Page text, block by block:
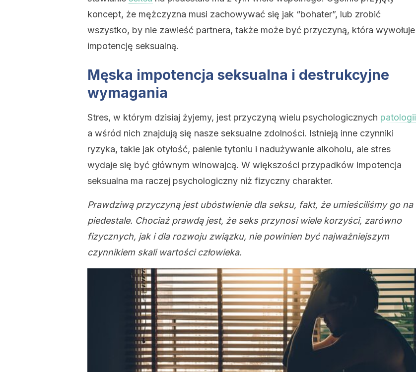
koncept, że mężczyzna musi zachowywać się jak “bohater”, lub zrobić
wszystko, by nie zawieść partnera, także może być przyczyną, która wywołuje
impotencję seksualną.
Męska impotencja seksualna i destrukcyjne
wymagania
Stres, w którym dzisiaj żyjemy, jest przyczyną wielu psychologicznych patologii
a wśród nich znajdują się nasze seksualne zdolności. Istnieją inne czynniki
ryzyka, takie jak otyłość, palenie tytoniu i nadużywanie alkoholu, ale stres
wydaje się być głównym winowajcą. W większości przypadków impotencja
seksualna ma raczej psychologiczny niż fizyczny charakter.
Prawdziwą przyczyną jest ubóstwienie dla seksu, fakt, że umieściliśmy go na
piedestale. Chociaż prawdą jest, że seks przynosi wiele korzyści, zarówno
fizycznych, jak i dla rozwoju związku, nie powinien być najważniejszym
czynnikiem skali wartości człowieka.